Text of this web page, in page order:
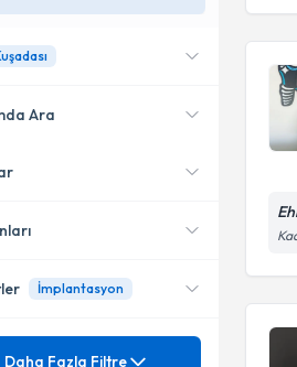
Ara
yakın uzmanları
Hekimi
Lik Diş Çekimi
İmplantasyon
Daha Fazla Filtre